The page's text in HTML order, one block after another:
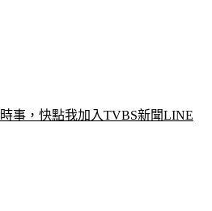
事，快點我加入TVBS新聞LINE